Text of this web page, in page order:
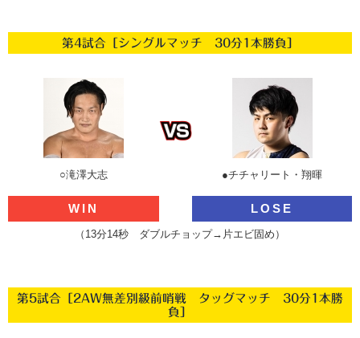
第4試合［シングルマッチ 30分1本勝負］
○滝澤大志 ●チチャリート・翔暉
WIN LOSE
（13分14秒 ダブルチョップ→片エビ固め）
第5試合［2AW無差別級前哨戦 タッグマッチ 30分1本勝
負］